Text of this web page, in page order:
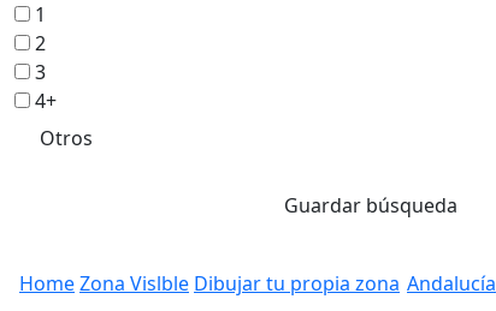
1
2
3
4+
Otros
Guardar búsqueda
HomeZona Vislble Dibujar tu propia zona Andalucía